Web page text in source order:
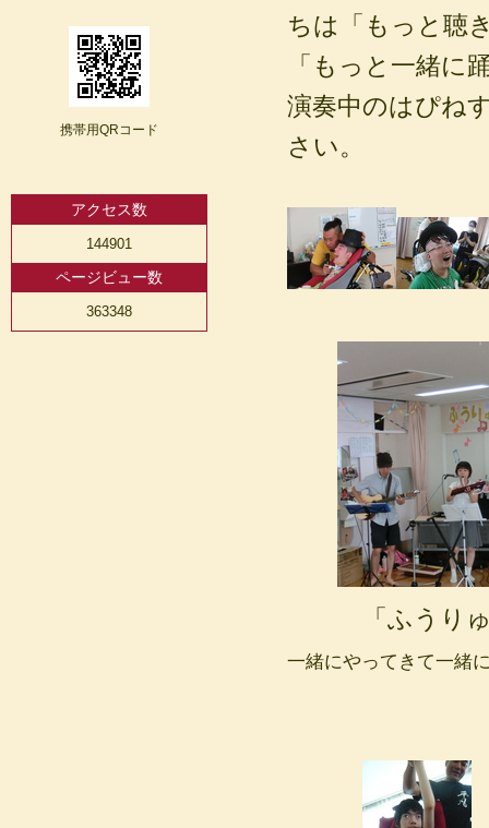
ちは「もっと聴
「もっと一緒に
演奏中のはぴね
さい。
「ふうりゅ
一緒にやってきて
携帯用QRコード
アクセス数
144901
ページビュー数
363348